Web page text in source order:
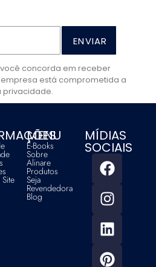
ENVIAR
concorda em receber
está comprometida a
privacidade.
MENU
E-Books
Sobre
Alinare
Produtos
Seja
Revendedora
Blog
MÍDIAS
SOCIAIS